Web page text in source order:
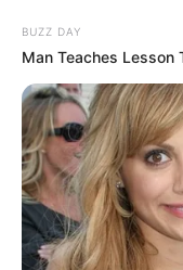
BUZZ DAY
Man Teaches Lesson